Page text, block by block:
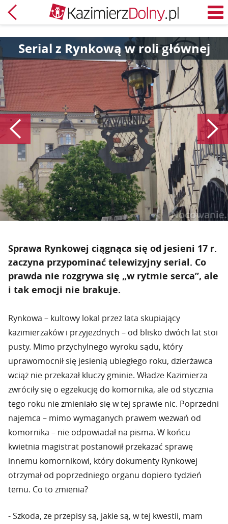
Powrót
Serial z Rynkową w roli głównej
Poprzedni
Sprawa Rynkowej ciągnąca się od jesieni 17 r.
zaczyna przypominać telewizyjny serial. Co
prawda nie rozgrywa się „w rytmie serca”, ale
i tak emocji nie brakuje.
Rynkowa – kultowy lokal przez lata skupiający
kazimierzaków i przyjezdnych – od blisko dwóch lat stoi
pusty. Mimo przychylnego wyroku sądu, który
uprawomocnił się jesienią ubiegłego roku, dzierżawca
wciąż nie przekazał kluczy gminie. Władze Kazimierza
zwróciły się o egzekucję do komornika, ale od stycznia
tego roku nie zmieniało się w tej sprawie nic. Poprzedni
najemca – mimo wymaganych prawem wezwań od
komornika – nie odpowiadał na pisma. W końcu
kwietnia magistrat postanowił przekazać sprawę
innemu komornikowi, który dokumenty Rynkowej
otrzymał od poprzedniego organu dopiero tydzień
temu. Co to zmienia?
- Szkoda, ze przepisy są, jakie są, w tej kwestii, mam